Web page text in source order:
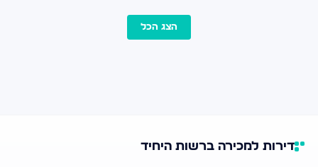
הצג הכל
דירות למכירה ברשות היחיד